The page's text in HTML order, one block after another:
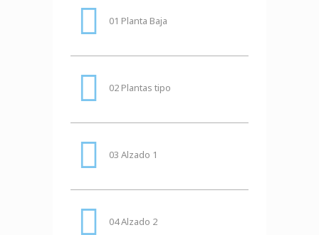
01 Planta Baja
02 Plantas tipo
03 Alzado 1
04 Alzado 2